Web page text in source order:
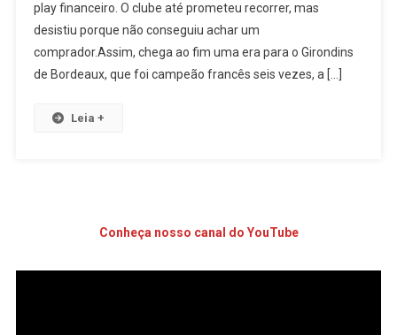
play financeiro. O clube até prometeu recorrer, mas
desistiu porque não conseguiu achar um
comprador.Assim, chega ao fim uma era para o Girondins
de Bordeaux, que foi campeão francês seis vezes, a […]
Leia +
Conheça nosso canal do YouTube